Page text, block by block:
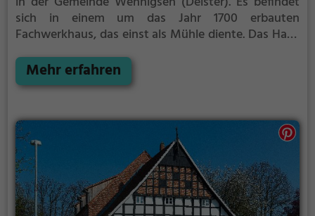
sich in einem um das Jahr 1700 erbauten
Fachwerkhaus, das einst als Mühle diente. Das Haus
heute vom Förderkreis Heimatmuseum Wennigsen
(Deister) e. V. betreut.
Mehr erfahren